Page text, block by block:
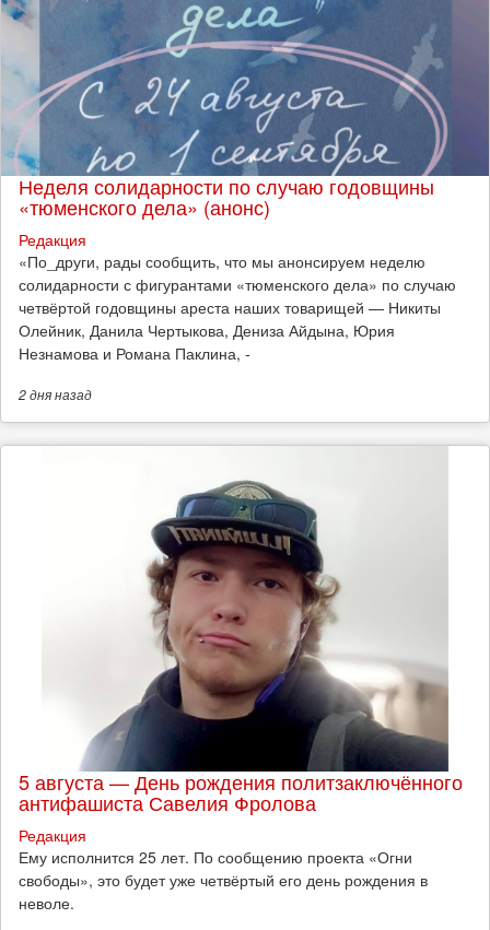
Неделя солидарности по случаю годовщины
«тюменского дела» (анонс)
Редакция
​«По_други, рады сообщить, что мы анонсируем неделю
солидарности с фигурантами «тюменского дела» по случаю
четвёртой годовщины ареста наших товарищей — Никиты
Олейник, Данила Чертыкова, Дениза Айдына, Юрия
Незнамова и Романа Паклина, -
2 дняназад
5 августа — День рождения политзаключённого
антифашиста Савелия Фролова
Редакция
Ему исполнится 25 лет. По сообщению проекта «Огни
свободы», это будет уже четвёртый его день рождения в
неволе.